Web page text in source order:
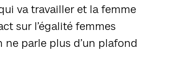
va travailler et la femme
sur l’égalité femmes
ne parle plus d’un plafond